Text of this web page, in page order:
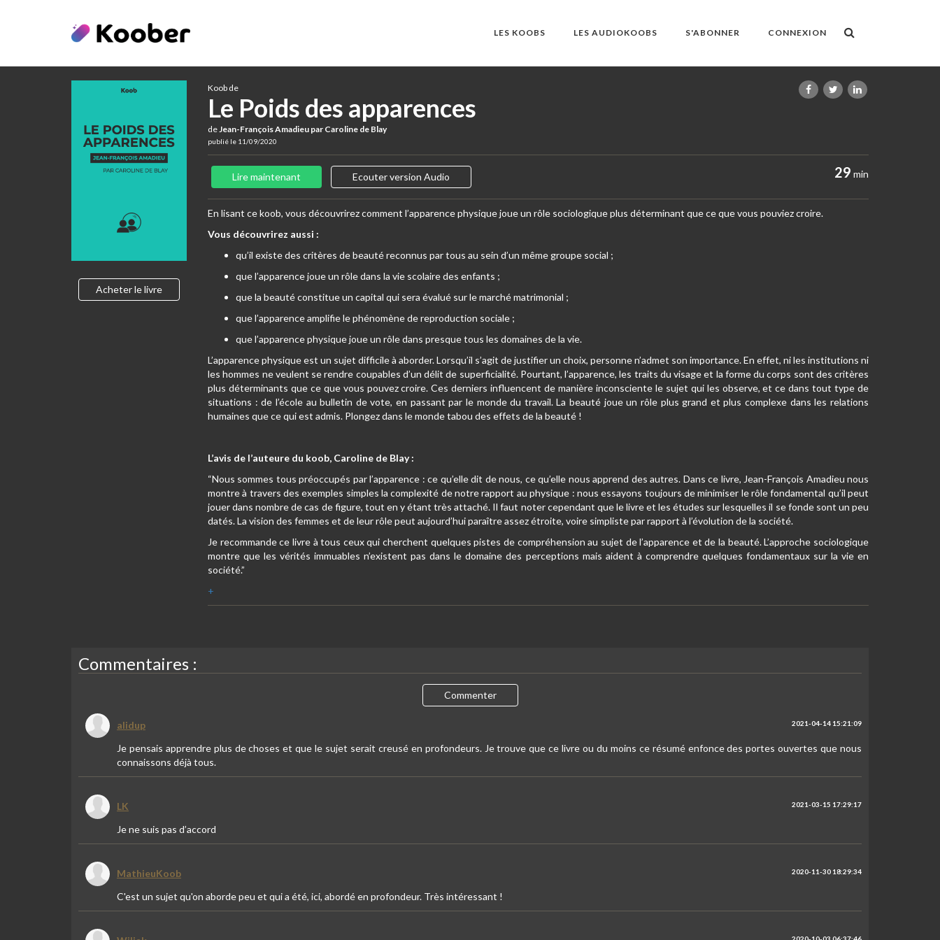
LES KOOBS LES AUDIOKOOBS S'ABONNER CONNEXION
Acheter le livre
Koob de
Le Poids des apparences
deJean-François Amadieu par Caroline de Blay
publié le 11/09/2020
29 min
Lire maintenant Ecouter version Audio
En lisant ce koob, vous découvrirez comment l’apparence physique joue un rôle sociologique plus déterminant que ce que vous pouviez croire.
Vous découvrirez aussi :
qu’il existe des critères de beauté reconnus par tous au sein d’un même groupe social ;
que l’apparence joue un rôle dans la vie scolaire des enfants ;
que la beauté constitue un capital qui sera évalué sur le marché matrimonial ;
que l’apparence amplifie le phénomène de reproduction sociale ;
que l’apparence physique joue un rôle dans presque tous les domaines de la vie.
L’apparence physique est un sujet difficile à aborder. Lorsqu’il s’agit de justifier un choix, personne n’admet son importance. En effet, ni les institutions ni
les hommes ne veulent se rendre coupables d’un délit de superficialité. Pourtant, l’apparence, les traits du visage et la forme du corps sont des critères
plus déterminants que ce que vous pouvez croire. Ces derniers influencent de manière inconsciente le sujet qui les observe, et ce dans tout type de
situations : de l’école au bulletin de vote, en passant par le monde du travail. La beauté joue un rôle plus grand et plus complexe dans les relations
humaines que ce qui est admis. Plongez dans le monde tabou des effets de la beauté !
L’avis de l’auteure du koob, Caroline de Blay :
“Nous sommes tous préoccupés par l’apparence : ce qu’elle dit de nous, ce qu’elle nous apprend des autres. Dans ce livre, Jean-François Amadieu nous
montre à travers des exemples simples la complexité de notre rapport au physique : nous essayons toujours de minimiser le rôle fondamental qu’il peut
jouer dans nombre de cas de figure, tout en y étant très attaché. Il faut noter cependant que le livre et les études sur lesquelles il se fonde sont un peu
datés. La vision des femmes et de leur rôle peut aujourd’hui paraître assez étroite, voire simpliste par rapport à l’évolution de la société.
Je recommande ce livre à tous ceux qui cherchent quelques pistes de compréhension au sujet de l’apparence et de la beauté. L’approche sociologique
montre que les vérités immuables n’existent pas dans le domaine des perceptions mais aident à comprendre quelques fondamentaux sur la vie en
société.”
+
Commentaires :
Commenter
alidup 2021-04-14 15:21:09
Je pensais apprendre plus de choses et que le sujet serait creusé en profondeurs. Je trouve que ce livre ou du moins ce résumé enfonce des portes ouvertes que nous
connaissons déjà tous.
LK 2021-03-15 17:29:17
Je ne suis pas d’accord
MathieuKoob 2020-11-30 18:29:34
C'est un sujet qu'on aborde peu et qui a été, ici, abordé en profondeur. Très intéressant !